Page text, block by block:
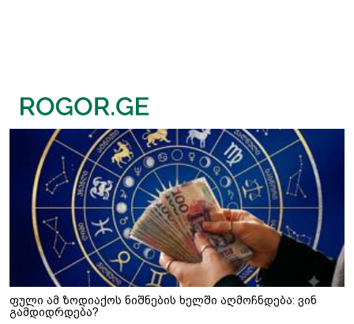
ფული ამ ზოდიაქოს ნიშნების ხელში აღმოჩნდება: ვინ
გამდიდრდება?